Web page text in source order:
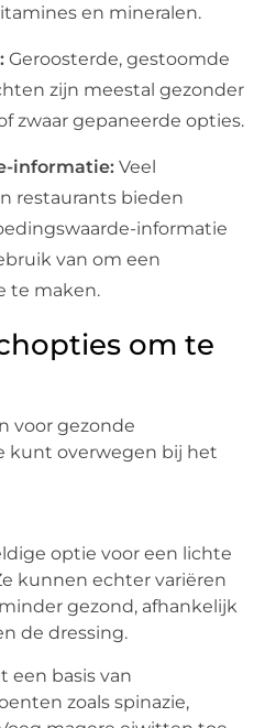
en mineralen.
Geroosterde, gestoomde
zijn meestal gezonder
zwaar gepaneerde opties.
informatie: Veel
restaurants bieden
informatie
van om een
te maken.
om te
voor gezonde
kunt overwegen bij het
optie voor een lichte
kunnen echter variëren
gezond, afhankelijk
de dressing.
een basis van
zoals spinazie,